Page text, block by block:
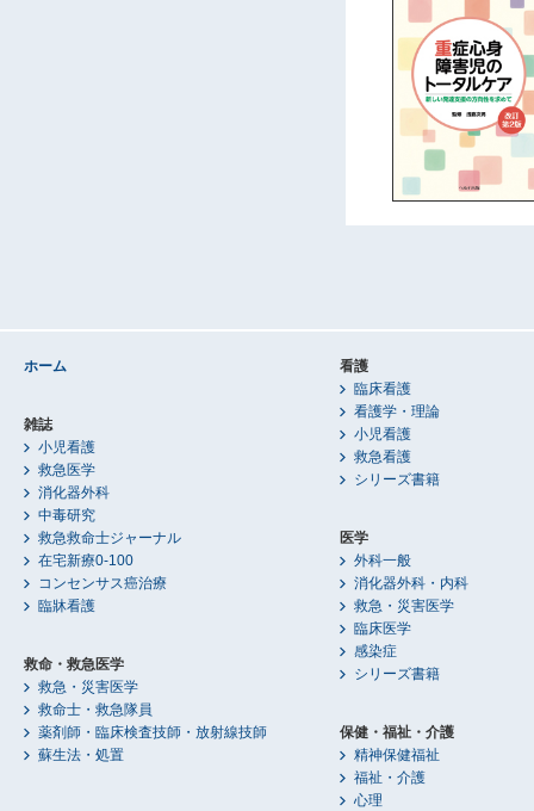
ホーム
雑誌
小児看護
救急医学
消化器外科
中毒研究
救急救命士ジャーナル
在宅新療0-100
コンセンサス癌治療
臨牀看護
救命・救急医学
救急・災害医学
救命士・救急隊員
薬剤師・臨床検査技師・放射線技師
蘇生法・処置
看護
臨床看護
看護学・理論
小児看護
救急看護
シリーズ書籍
医学
外科一般
消化器外科・内科
救急・災害医学
臨床医学
感染症
シリーズ書籍
保健・福祉・介護
精神保健福祉
福祉・介護
心理